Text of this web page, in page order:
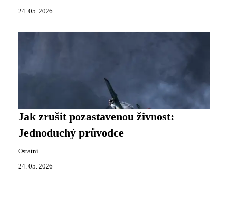
24. 05. 2026
Jak zrušit pozastavenou živnost:
Jednoduchý průvodce
Ostatní
24. 05. 2026